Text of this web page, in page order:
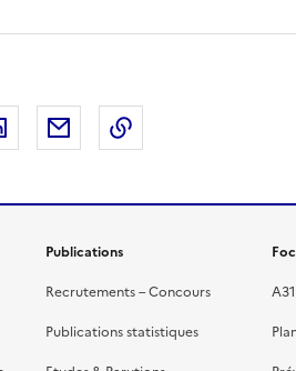
sur X
Partager sur LinkedIn
Partager par emailCopier le lien de
Publications
Recrutements – Concours
Publications statistiques